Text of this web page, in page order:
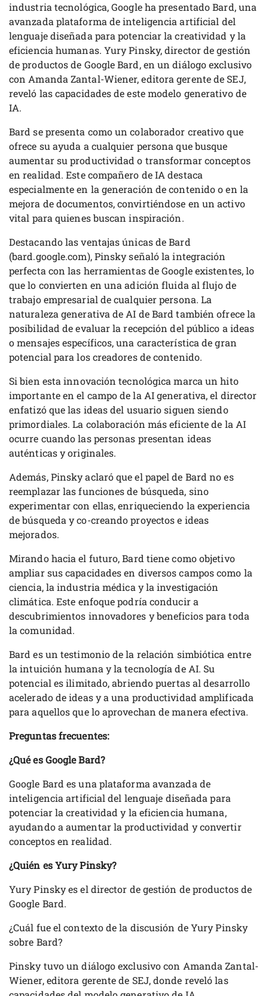
industria tecnológica, Google ha presentado Bard, una
avanzada plataforma de inteligencia artificial del
lenguaje diseñada para potenciar la creatividad y la
eficiencia humanas. Yury Pinsky, director de gestión
de productos de Google Bard, en un diálogo exclusivo
con Amanda Zantal-Wiener, editora gerente de SEJ,
reveló las capacidades de este modelo generativo de
IA.
Bard se presenta como un colaborador creativo que
ofrece su ayuda a cualquier persona que busque
aumentar su productividad o transformar conceptos
en realidad. Este compañero de IA destaca
especialmente en la generación de contenido o en la
mejora de documentos, convirtiéndose en un activo
vital para quienes buscan inspiración.
Destacando las ventajas únicas de Bard
(bard.google.com), Pinsky señaló la integración
perfecta con las herramientas de Google existentes, lo
que lo convierten en una adición fluida al flujo de
trabajo empresarial de cualquier persona. La
naturaleza generativa de AI de Bard también ofrece la
posibilidad de evaluar la recepción del público a ideas
o mensajes específicos, una característica de gran
potencial para los creadores de contenido.
Si bien esta innovación tecnológica marca un hito
importante en el campo de la AI generativa, el director
enfatizó que las ideas del usuario siguen siendo
primordiales. La colaboración más eficiente de la AI
ocurre cuando las personas presentan ideas
auténticas y originales.
Además, Pinsky aclaró que el papel de Bard no es
reemplazar las funciones de búsqueda, sino
experimentar con ellas, enriqueciendo la experiencia
de búsqueda y co-creando proyectos e ideas
mejorados.
Mirando hacia el futuro, Bard tiene como objetivo
ampliar sus capacidades en diversos campos como la
ciencia, la industria médica y la investigación
climática. Este enfoque podría conducir a
descubrimientos innovadores y beneficios para toda
la comunidad.
Bard es un testimonio de la relación simbiótica entre
la intuición humana y la tecnología de AI. Su
potencial es ilimitado, abriendo puertas al desarrollo
acelerado de ideas y a una productividad amplificada
para aquellos que lo aprovechan de manera efectiva.
Preguntas frecuentes:
¿Qué es Google Bard?
Google Bard es una plataforma avanzada de
inteligencia artificial del lenguaje diseñada para
potenciar la creatividad y la eficiencia humana,
ayudando a aumentar la productividad y convertir
conceptos en realidad.
¿Quién es Yury Pinsky?
Yury Pinsky es el director de gestión de productos de
Google Bard.
¿Cuál fue el contexto de la discusión de Yury Pinsky
sobre Bard?
Pinsky tuvo un diálogo exclusivo con Amanda Zantal-
Wiener, editora gerente de SEJ, donde reveló las